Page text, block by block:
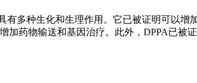
有多种生化和生理作用。它已被证明可以
加药物输送和基因治疗。此外，DPPA已被